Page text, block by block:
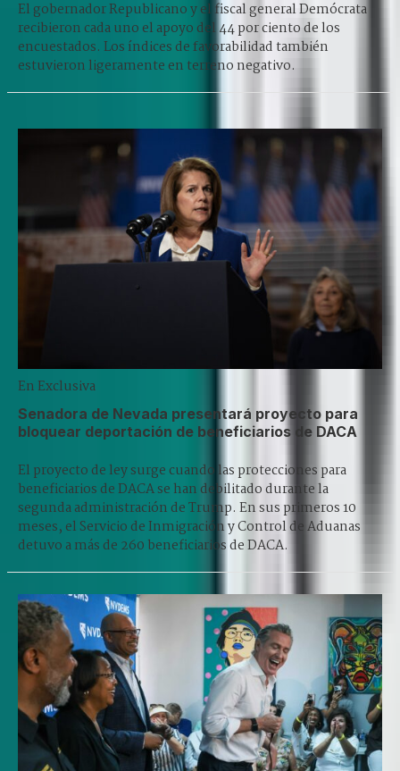
El gobernador Republicano y el fiscal general Demócrata
recibieron cada uno el apoyo del 44 por ciento de los
encuestados. Los índices de favorabilidad también
estuvieron ligeramente en terreno negativo.
En Exclusiva
Senadora de Nevada presentará proyecto para
bloquear deportación de beneficiarios de DACA
El proyecto de ley surge cuando las protecciones para
beneficiarios de DACA se han debilitado durante la
segunda administración de Trump. En sus primeros 10
meses, el Servicio de Inmigración y Control de Aduanas
detuvo a más de 260 beneficiarios de DACA.